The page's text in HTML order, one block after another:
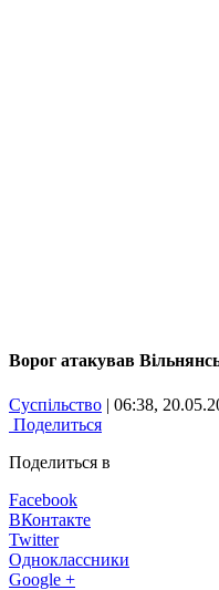
Ворог атакував
Суспільство | 06:38,
Поделиться
Поделиться в
Facebook
ВКонтакте
Twitter
Одноклассники
Google +